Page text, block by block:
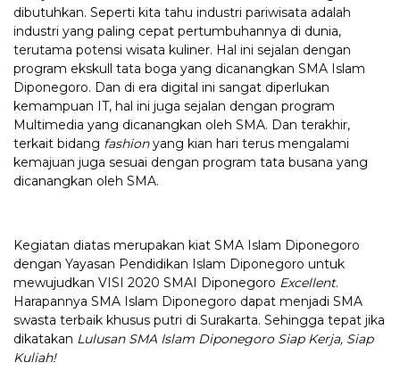
dibutuhkan. Seperti kita tahu industri pariwisata adalah
industri yang paling cepat pertumbuhannya di dunia,
terutama potensi wisata kuliner. Hal ini sejalan dengan
program ekskull tata boga yang dicanangkan SMA Islam
Diponegoro. Dan di era digital ini sangat diperlukan
kemampuan IT, hal ini juga sejalan dengan program
Multimedia yang dicanangkan oleh SMA. Dan terakhir,
terkait bidang fashionyang kian hari terus mengalami
kemajuan juga sesuai dengan program tata busana yang
dicanangkan oleh SMA.
Kegiatan diatas merupakan kiat SMA Islam Diponegoro
dengan Yayasan Pendidikan Islam Diponegoro untuk
mewujudkan VISI 2020 SMAI Diponegoro Excellent.
Harapannya SMA Islam Diponegoro dapat menjadi SMA
swasta terbaik khusus putri di Surakarta. Sehingga tepat jika
dikatakan Lulusan SMA Islam Diponegoro Siap Kerja, Siap
Kuliah!